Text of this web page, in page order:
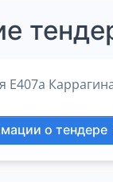
о тендере